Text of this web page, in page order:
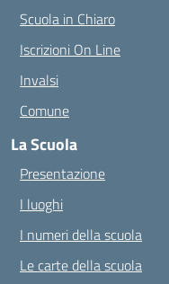
Scuola in Chiaro
Iscrizioni On Line
Invalsi
Comune
La Scuola
Presentazione
I luoghi
I numeri della scuola
Le carte della scuola